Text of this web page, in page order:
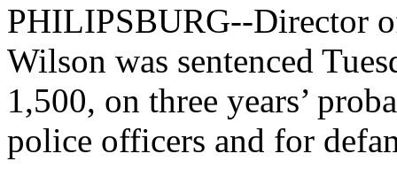
PHILIPSBURG--Director
Wilson was sentenced
1,500, on three years’
police officers and for